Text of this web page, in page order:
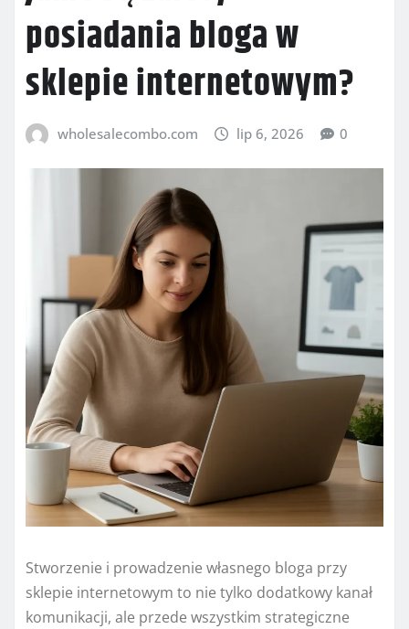
posiadania bloga w
sklepie internetowym?
wholesalecombo.com lip 6, 2026 0
Stworzenie i prowadzenie własnego bloga przy
sklepie internetowym to nie tylko dodatkowy kanał
komunikacji, ale przede wszystkim strategiczne